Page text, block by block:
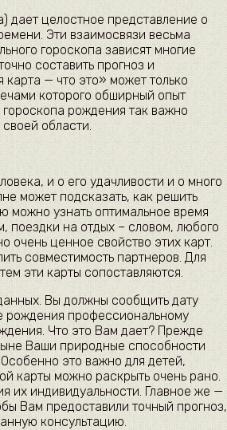
дает целостное представление о
Эти взаимосвязи весьма
гороскопа зависят многие
составить прогноз и
— что это» может только
которого обширный опыт
рождения так важно
области.
и о его удачливости и о много
может подсказать, как решить
узнать оптимальное время
поездки на отдых – словом, любого
очень ценное свойство этих карт.
совместимость партнеров. Для
эти карты сопоставляются.
Вы должны сообщить дату
рождения профессиональному
Что это Вам дает? Прежде
Ваши природные способности
это важно для детей,
карты можно раскрыть очень рано.
их индивидуальности. Главное же —
Вам предоставили точный прогноз,
консультацию.